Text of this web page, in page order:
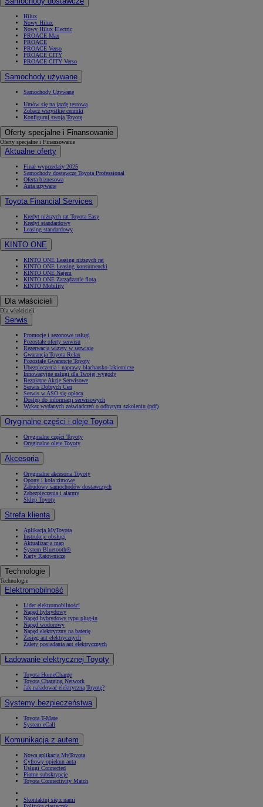
Hilux
Nowy Hilux
Nowy Hilux Electric
PROACE Max
PROACE
PROACE Verso
PROACE CITY
PROACE CITY Verso
Samochody używane
Samochody Używane
Umów się na jazdę testową
Zobacz wszystkie cenniki
Konfiguruj swoją Toyotę
Oferty specjalne i Finansowanie
Oferty specjalne i Finansowanie
Aktualne oferty
Finał wyprzedaży 2025
Samochody dostawcze Toyota Professional
Oferta biznesowa
Auta używane
Toyota Financial Services
Kredyt niższych rat Toyota Easy
Kredyt standardowy
Leasing standardowy
KINTO ONE
KINTO ONE Leasing niższych rat
KINTO ONE Leasing konsumencki
KINTO ONE Najem
KINTO ONE Zarządzanie flotą
KINTO Mobility
Dla właścicieli
Dla właścicieli
Serwis
Promocje i sezonowe usługi
Pozostałe oferty serwisu
Rezerwacja wizyty w serwisie
Gwarancja Toyota Relax
Pozostałe Gwarancje Toyoty
Ubezpieczenia i naprawy blacharsko-lakiernicze
Innowacyjne usługi dla Twojej wygody
Bezpłatne Akcje Serwisowe
Serwis Dobrych Cen
Serwis w ASO się opłaca
Dostęp do informacji serwisowych
Wykaz wydanych zaświadczeń o odbytym szkoleniu (pdf)
Oryginalne części i oleje Toyota
Oryginalne części Toyoty
Oryginalne oleje Toyoty
Akcesoria
Oryginalne akcesoria Toyoty
Opony i koła zimowe
Zabudowy samochodów dostawczych
Zabezpieczenia i alarmy
Sklep Toyoty
Strefa klienta
Aplikacja MyToyota
Instrukcje obsługi
Aktualizacja map
System Bluetooth®
Karty Ratownicze
Technologie
Technologie
Elektromobilność
Lider elektromobilności
Napęd hybrydowy
Napęd hybrydowy typu plug-in
Napęd wodorowy
Napęd elektryczny na baterię
Zasięg aut elektrycznych
Zalety posiadania aut elektrycznych
Ładowanie elektrycznej Toyoty
Toyota HomeCharge
Toyota Charging Network
Jak naładować elektryczną Toyotę?
Systemy bezpieczeństwa
Toyota T-Mate
System eCall
Komunikacja z autem
Nowa aplikacja MyToyota
Cyfrowy opiekun auta
Usługi Connected
Płatne subskrypcje
Toyota Connectivity Match
Skontaktuj się z nami